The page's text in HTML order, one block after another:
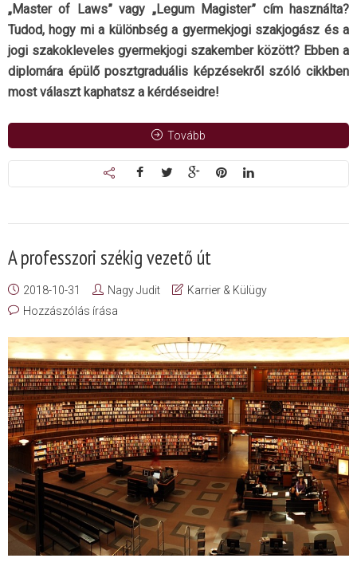
„Master of Laws” vagy „Legum Magister” cím használta?
Tudod, hogy mi a különbség a gyermekjogi szakjogász és a
jogi szakokleveles gyermekjogi szakember között? Ebben a
diplomára épülő posztgraduális képzésekről szóló cikkben
most választ kaphatsz a kérdéseidre!
Tovább
A professzori székig vezető út
2018-10-31 Nagy Judit
Karrier & Külügy
Hozzászólás írása